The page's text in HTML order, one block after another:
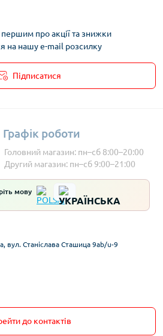
першим про акції та знижки
на нашу e-mail розсилку
Підписатися
Графік роботи
Головний магазин: пн–сб 8:00–20:00
Другий магазин: пн–сб 9:00–21:00
мову
вул. Станіслава Сташица 9ab/u-9
до контактів